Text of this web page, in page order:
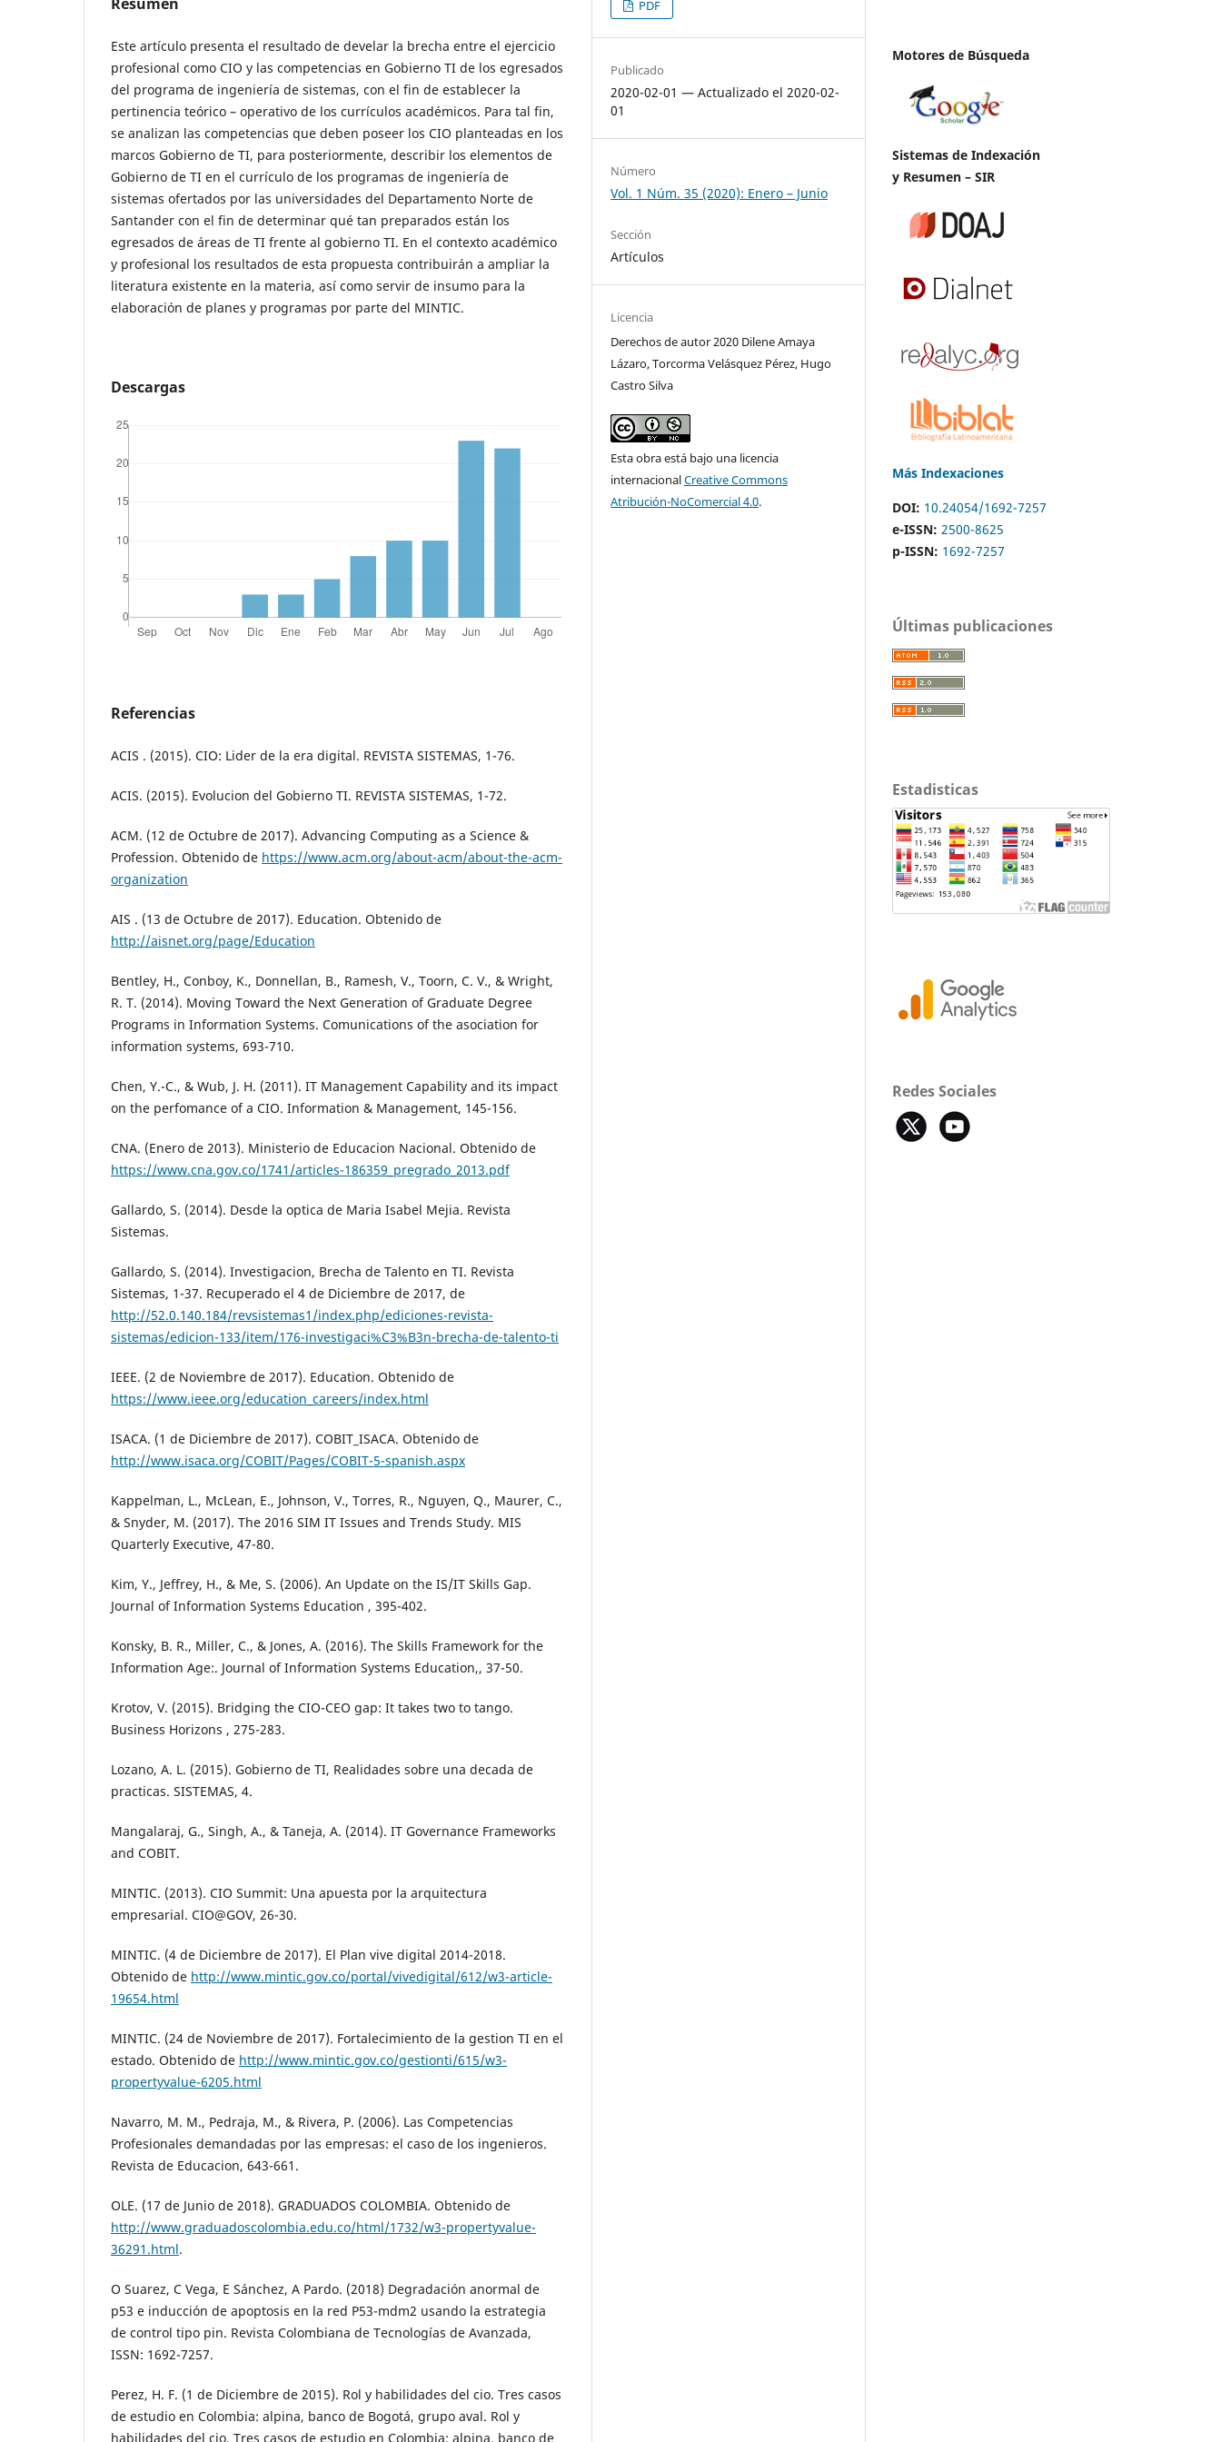
Este artículo presenta el resultado de develar la brecha entre el ejercicio
profesional como CIO y las competencias en Gobierno TI de los egresados
del programa de ingeniería de sistemas, con el fin de establecer la
pertinencia teórico – operativo de los currículos académicos. Para tal fin,
se analizan las competencias que deben poseer los CIO planteadas en los
marcos Gobierno de TI, para posteriormente, describir los elementos de
Gobierno de TI en el currículo de los programas de ingeniería de
sistemas ofertados por las universidades del Departamento Norte de
Santander con el fin de determinar qué tan preparados están los
egresados de áreas de TI frente al gobierno TI. En el contexto académico
y profesional los resultados de esta propuesta contribuirán a ampliar la
literatura existente en la materia, así como servir de insumo para la
elaboración de planes y programas por parte del MINTIC.
Descargas
Referencias
ACIS . (2015). CIO: Lider de la era digital. REVISTA SISTEMAS, 1-76.
ACIS. (2015). Evolucion del Gobierno TI. REVISTA SISTEMAS, 1-72.
ACM. (12 de Octubre de 2017). Advancing Computing as a Science &
Profession. Obtenido de https://www.acm.org/about-acm/about-the-acm-
organization
AIS . (13 de Octubre de 2017). Education. Obtenido de
http://aisnet.org/page/Education
Bentley, H., Conboy, K., Donnellan, B., Ramesh, V., Toorn, C. V., & Wright,
R. T. (2014). Moving Toward the Next Generation of Graduate Degree
Programs in Information Systems. Comunications of the asociation for
information systems, 693-710.
Chen, Y.-C., & Wub, J. H. (2011). IT Management Capability and its impact
on the perfomance of a CIO. Information & Management, 145-156.
CNA. (Enero de 2013). Ministerio de Educacion Nacional. Obtenido de
https://www.cna.gov.co/1741/articles-186359_pregrado_2013.pdf
Gallardo, S. (2014). Desde la optica de Maria Isabel Mejia. Revista
Sistemas.
Gallardo, S. (2014). Investigacion, Brecha de Talento en TI. Revista
Sistemas, 1-37. Recuperado el 4 de Diciembre de 2017, de
http://52.0.140.184/revsistemas1/index.php/ediciones-revista-
sistemas/edicion-133/item/176-investigaci%C3%B3n-brecha-de-talento-ti
IEEE. (2 de Noviembre de 2017). Education. Obtenido de
https://www.ieee.org/education_careers/index.html
ISACA. (1 de Diciembre de 2017). COBIT_ISACA. Obtenido de
http://www.isaca.org/COBIT/Pages/COBIT-5-spanish.aspx
Kappelman, L., McLean, E., Johnson, V., Torres, R., Nguyen, Q., Maurer, C.,
& Snyder, M. (2017). The 2016 SIM IT Issues and Trends Study. MIS
Quarterly Executive, 47-80.
Kim, Y., Jeffrey, H., & Me, S. (2006). An Update on the IS/IT Skills Gap.
Journal of Information Systems Education , 395-402.
Konsky, B. R., Miller, C., & Jones, A. (2016). The Skills Framework for the
Information Age:. Journal of Information Systems Education,, 37-50.
Krotov, V. (2015). Bridging the CIO-CEO gap: It takes two to tango.
Business Horizons , 275-283.
Lozano, A. L. (2015). Gobierno de TI, Realidades sobre una decada de
practicas. SISTEMAS, 4.
Mangalaraj, G., Singh, A., & Taneja, A. (2014). IT Governance Frameworks
and COBIT.
MINTIC. (2013). CIO Summit: Una apuesta por la arquitectura
empresarial. CIO@GOV, 26-30.
MINTIC. (4 de Diciembre de 2017). El Plan vive digital 2014-2018.
Obtenido de http://www.mintic.gov.co/portal/vivedigital/612/w3-article-
19654.html
MINTIC. (24 de Noviembre de 2017). Fortalecimiento de la gestion TI en el
estado. Obtenido de http://www.mintic.gov.co/gestionti/615/w3-
propertyvalue-6205.html
Navarro, M. M., Pedraja, M., & Rivera, P. (2006). Las Competencias
Profesionales demandadas por las empresas: el caso de los ingenieros.
Revista de Educacion, 643-661.
OLE. (17 de Junio de 2018). GRADUADOS COLOMBIA. Obtenido de
http://www.graduadoscolombia.edu.co/html/1732/w3-propertyvalue-
36291.html.
O Suarez, C Vega, E Sánchez, A Pardo. (2018) Degradación anormal de
p53 e inducción de apoptosis en la red P53-mdm2 usando la estrategia
de control tipo pin. Revista Colombiana de Tecnologías de Avanzada,
ISSN: 1692-7257.
Perez, H. F. (1 de Diciembre de 2015). Rol y habilidades del cio. Tres casos
de estudio en Colombia: alpina, banco de Bogotá, grupo aval. Rol y
habilidades del cio. Tres casos de estudio en Colombia: alpina, banco de
PDF
Publicado
2020-02-01 — Actualizado el 2020-02-
01
Número
Vol. 1 Núm. 35 (2020): Enero – Junio
Sección
Artículos
Licencia
Derechos de autor 2020 Dilene Amaya
Lázaro, Torcorma Velásquez Pérez, Hugo
Castro Silva
Esta obra está bajo una licencia
internacionalCreative Commons
Atribución-NoComercial 4.0.
Motores de Búsqueda
Sistemas de Indexación
y Resumen – SIR
Más Indexaciones
DOI: 10.24054/1692-7257
e-ISSN: 2500-8625
p-ISSN: 1692-7257
Últimas publicaciones
Estadisticas
Redes Sociales